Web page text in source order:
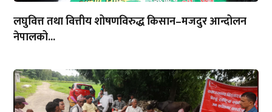
लघुवित्त तथा वित्तीय शोषणविरुद्ध किसान–मजदुर आन्दोलन
नेपालको...